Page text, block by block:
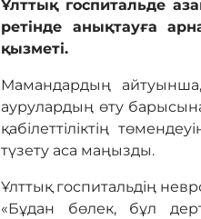
Ұлттық госпитальде
ретінде анықтауға
қызметі.
Мамандардың
аурулардың өту
қабілеттіліктің
түзету аса маңызды.
Ұлттық госпитальдің
«Бұдан бөлек, бұл